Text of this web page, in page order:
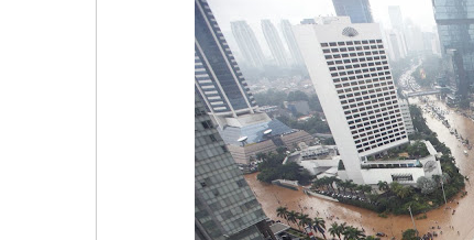
Langkah
Pemda
DKI
Antisipasi
Banjir
Jakarta